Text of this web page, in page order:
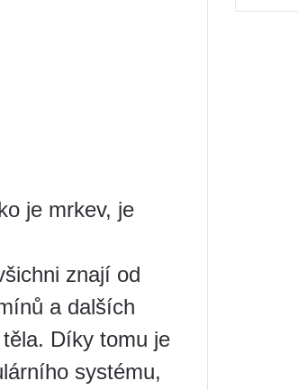
je mrkev, je
znají od
a dalších
Díky tomu je
systému,